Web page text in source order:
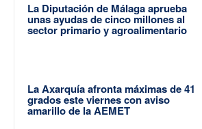
La Diputación de Málaga aprueba
unas ayudas de cinco millones al
sector primario y agroalimentario
La Axarquía afronta máximas de 41
grados este viernes con aviso
amarillo de la AEMET